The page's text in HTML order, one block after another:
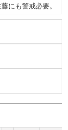
にも警戒必要。